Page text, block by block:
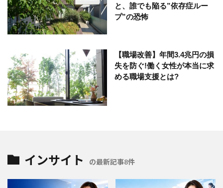
と、誰でも陥る”依存症ルー
プ”の恐怖
【職場改善】年間3.4兆円の損
失を防ぐ!働く女性が本当に求
める職場支援とは?
インサイト の最新記事8件